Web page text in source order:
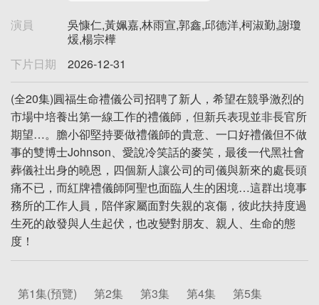
演員
吳慷仁,黃姵嘉,林雨宣,郭鑫,邱德洋,柯淑勤,謝瓊
煖,楊宗樺
下片日期
2026-12-31
(全20集)圓福生命禮儀公司招聘了新人，希望在競爭激烈的
市場中培養出第一線工作的禮儀師，但新兵表現並非長官所
期望…。膽小卻堅持要做禮儀師的貴意、一口好禮儀但不做
事的雙博士Johnson、愛說冷笑話的麥笑，最後一代黑社會
葬儀社出身的曉恩，四個新人讓公司的司儀與新來的處長頭
痛不已，而紅牌禮儀師阿聖也面臨人生的困境…這群出境事
務所的工作人員，陪伴家屬面對失親的哀傷，彼此扶持度過
生死的啟發與人生起伏，也改變對朋友、親人、生命的態
度！
第1集(預覽) 第2集 第3集 第4集
第5集